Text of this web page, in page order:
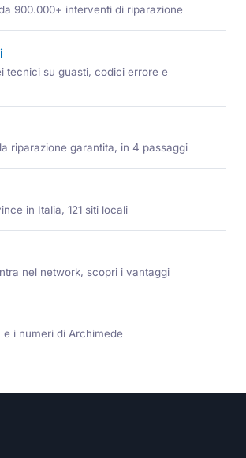
900.000+ interventi di riparazione
tecnici su guasti, codici errore e
riparazione garantita, in 4 passaggi
in Italia, 121 siti locali
nel network, scopri i vantaggi
e i numeri di Archimede